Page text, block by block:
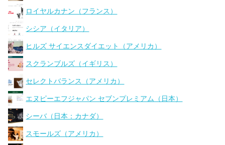
ロイヤルカナン（フランス）
シシア（イタリア）
ヒルズ サイエンスダイエット（アメリカ）
スクランブルズ（イギリス）
セレクトバランス（アメリカ）
エヌピーエフジャパン セブンプレミアム（日本）
シーバ（日本：カナダ）
スモールズ（アメリカ）